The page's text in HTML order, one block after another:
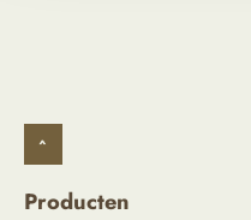
^
Producten